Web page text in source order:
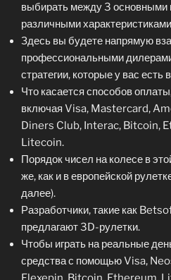
выбирать между 3 основными
различными
Здесь вы будете напрямую
профессиональными
стратегии, которые у вас есть
Что касается способов
включая Visa, Mastercard,
Diners Club, Interac, Bitcoin,
Litecoin.
Порядок чисел на колесе в
же, как и в европейской
далее).
Разработчики, такие как
предлагают 3D-рулетки.
Чтобы играть на реальные
средства с помощью Visa,